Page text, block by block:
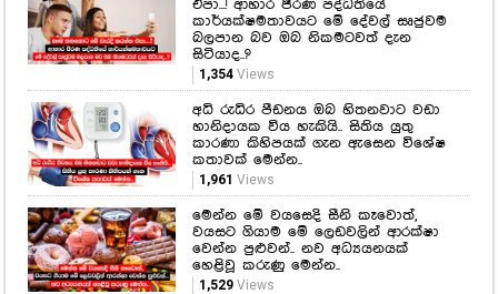
එපා...! ආහාර ජීරණ පද්ධතියේ
කාර්යක්ෂමතාවයට මේ දේවල් සෘජුවම
බලපාන බව ඔබ නිකමටවත් දැන
සිටියාද..?
1,354Views
අධි රුධිර පීඩනය ඔබ හිතනවාට වඩා
හානිදායක විය හැකියි.. සිතිය යුතු
කාරණා කිහිපයක් ගැන ඇසෙන විශේෂ
කතාවක් මෙන්න..
1,961 Views
මෙන්න මේ වයසෙදි සීනි කෑවොත්,
වයසට ගියාම මේ ලෙඩවලින් ආරක්ෂා
වෙන්න පුළුවන්.. නව අධ්‍යයනයක්
හෙළිවූ කරුණු මෙන්න..
1,529Views